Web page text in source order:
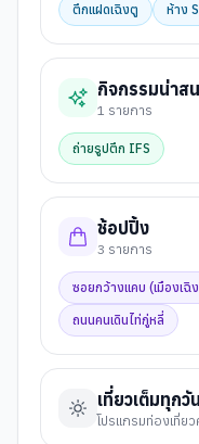
ตึกแฝดเฉิงตู
ห้าง
กิจกรรมน่าส
1 รายการ
ถ่ายรูปตึก IFS
ช้อปปิ้ง
3 รายการ
ซอยกว้างแคบ (เมืองเฉิ
ถนนคนเดินไท่กู่หลี่
เที่ยวเต็มทุกวัน
โปรแกรมท่องเที่ย